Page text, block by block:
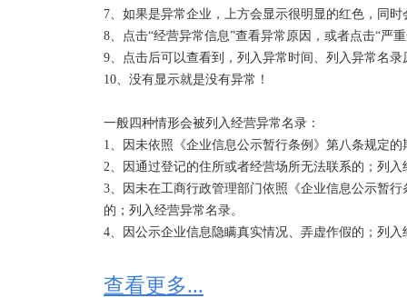
7、如果是异常企业，上方会显示很明显的红色，同
8、点击“经营异常信息”查看异常原因，或者点击“严
9、点击后可以查看到，列入异常时间、列入异常名
10、没有显示就是没有异常！
一般四种情形会被列入经营异常名录：
1、因未依照《企业信息公示暂行条例》第八条规定
2、因通过登记的住所或者经营场所无法联系的；列入
3、因未在工商行政管理部门依照《企业信息公示暂
的；列入经营异常名录。
4、因公示企业信息隐瞒真实情况、弄虚作假的；列入
查看更多...